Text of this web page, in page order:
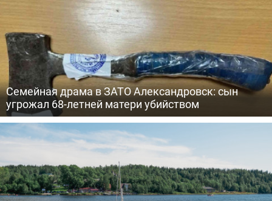
Семейная драма в ЗАТО Александровск: сын
угрожал 68-летней матери убийством